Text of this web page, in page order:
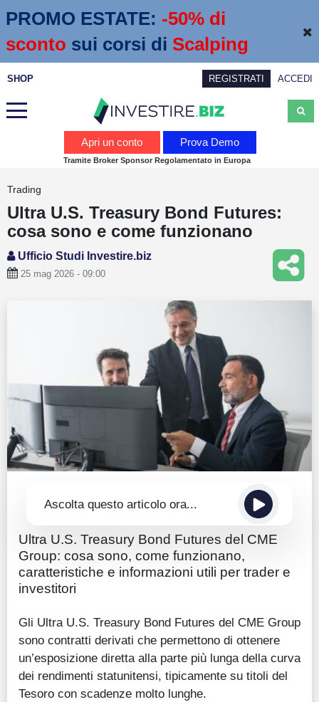
PROMO ESTATE: -50% di
sconto sui corsi di Scalping
SHOP REGISTRATI ACCEDI
Calendario economico
Webinar
Servizi
Trading
Conto IG
Guru Monitor
Stagionalità
Apri un conto Prova Demo
Tramite Broker Sponsor Regolamentato in Europa
Trading
Ultra U.S. Treasury Bond Futures:
cosa sono e come funzionano
Ufficio Studi Investire.biz
25 mag 2026 - 09:00
Ascolta questo articolo ora...
Ultra U.S. Treasury Bond Futures del CME
Group: cosa sono, come funzionano,
caratteristiche e informazioni utili per trader e
investitori
Gli Ultra U.S. Treasury Bond Futures del CME Group
sono contratti derivati che permettono di ottenere
un’esposizione diretta alla parte più lunga della curva
dei rendimenti statunitensi, tipicamente su titoli del
Tesoro con scadenze molto lunghe.